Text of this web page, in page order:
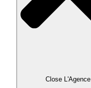
Close L'Agence